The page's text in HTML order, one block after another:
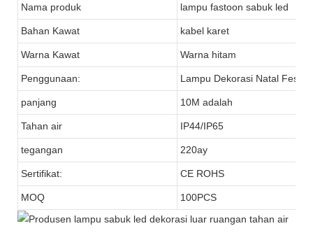
Nama produk lampu fastoon sabuk led
Bahan Kawat kabel karet
Warna Kawat Warna hitam
Penggunaan: Lampu Dekorasi Natal
panjang 10M adalah
Tahan air IP44/IP65
tegangan 220ay
Sertifikat: CE ROHS
MOQ 100PCS